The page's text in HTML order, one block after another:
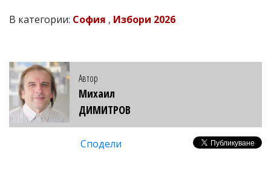
В категории: София , Избори 2026
Автор
Михаил
ДИМИТРОВ
Сподели